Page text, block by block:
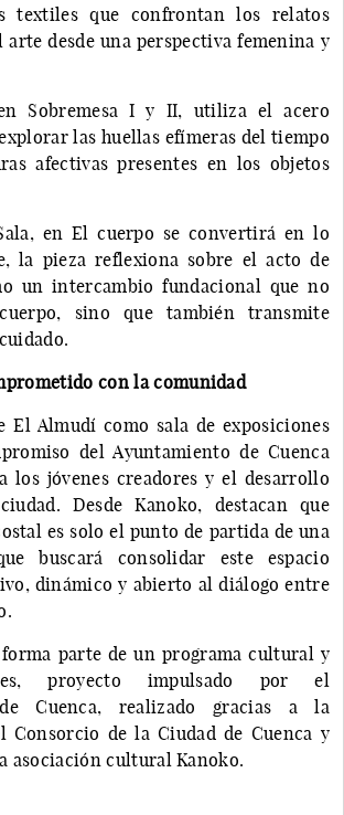
textiles que confrontan los relatos
arte desde una perspectiva femenina y
Sobremesa I y II, utiliza el acero
las huellas efímeras del tiempo
afectivas presentes en los objetos
en El cuerpo se convertirá en lo
la pieza reflexiona sobre el acto de
un intercambio fundacional que no
sino que también transmite
con la comunidad
El Almudí como sala de exposiciones
del Ayuntamiento de Cuenca
los jóvenes creadores y el desarrollo
Desde Kanoko, destacan que
es solo el punto de partida de una
buscará consolidar este espacio
dinámico y abierto al diálogo entre
parte de un programa cultural y
proyecto impulsado por el
Cuenca, realizado gracias a la
Consorcio de la Ciudad de Cuenca y
asociación cultural Kanoko.